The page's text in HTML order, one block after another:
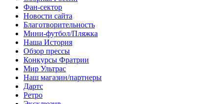
Фан-cектор
Новости сайта
Благотворительность
Мини-футбол/Пляжка
Наша История
Обзор прессы
Конкурсы Фратрии
Мир Ультрас
Наш магазин/партнеры
Дартс
Ретро